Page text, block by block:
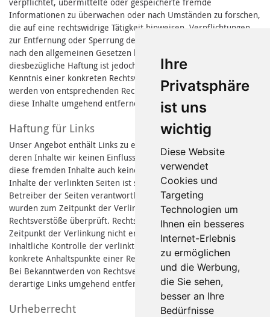
Ihre
Privatsphäre
ist uns
wichtig
Diese Website
verwendet
Cookies und
Targeting
Technologien um
Ihnen ein besseres
Internet-Erlebnis
zu ermöglichen
und die Werbung,
die Sie sehen,
besser an Ihre
Bedürfnisse
Informationen zu überwachen oder nach Umständen zu forschen,
die auf eine rechtswidrige Tätigkeit hinweisen. Verpflichtungen
zur Entfernung oder Sperrung der Nutzung von Informationen
nach den allgemeinen Gesetzen bleiben hiervon unberührt. Eine
diesbezügliche Haftung ist jedoch erst ab dem Zeitpunkt der
Kenntnis einer konkreten Rechtsverletzung möglich. Bei bekannt
werden von entsprechenden Rechtsverletzungen werden wir
diese Inhalte umgehend entfernen.
Haftung für Links
Unser Angebot enthält Links zu externen Webseiten Dritter, auf
deren Inhalte wir keinen Einfluss haben. Deshalb können wir für
diese fremden Inhalte auch keine Gewähr übernehmen. Für die
Inhalte der verlinkten Seiten ist stets der jeweilige Anbieter oder
Betreiber der Seiten verantwortlich. Die verlinkten Seiten
wurden zum Zeitpunkt der Verlinkung auf mögliche
Rechtsverstöße überprüft. Rechtswidrige Inhalte waren zum
Zeitpunkt der Verlinkung nicht erkennbar. Eine permanente
inhaltliche Kontrolle der verlinkten Seiten ist jedoch ohne
konkrete Anhaltspunkte einer Rechtsverletzung nicht zumutbar.
Bei Bekanntwerden von Rechtsverletzungen werden wir
derartige Links umgehend entfernen.
Urheberrecht